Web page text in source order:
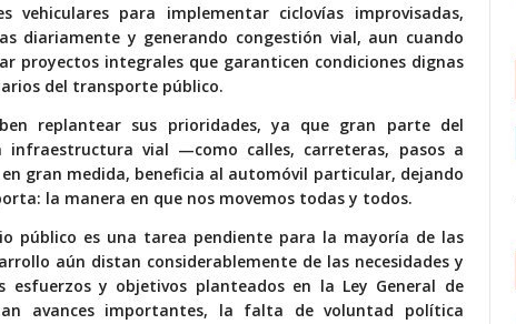
vehiculares para implementar ciclovías improvisadas,
diariamente y generando congestión vial, aun cuando
proyectos integrales que garanticen condiciones dignas
del transporte público.
replantear sus prioridades, ya que gran parte del
infraestructura vial —como calles, carreteras, pasos a
gran medida, beneficia al automóvil particular, dejando
la manera en que nos movemos todas y todos.
público es una tarea pendiente para la mayoría de las
aún distan considerablemente de las necesidades y
esfuerzos y objetivos planteados en la Ley General de
avances importantes, la falta de voluntad política